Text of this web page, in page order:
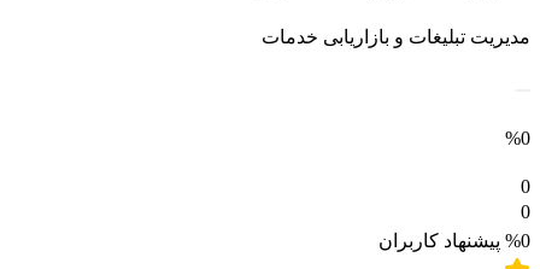
مدیریت تبلیغات و بازاریابی خدمات
%0
0
0
%0 پیشنهاد کاربران